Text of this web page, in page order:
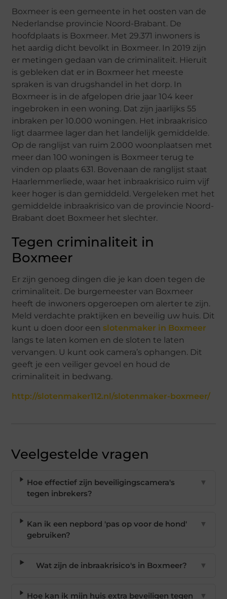
Boxmeer is een gemeente in het oosten van de
Nederlandse provincie Noord-Brabant. De
hoofdplaats is Boxmeer. Met 29.371 inwoners is
het aardig dicht bevolkt in Boxmeer. In 2019 zijn
er metingen gedaan van de criminaliteit. Hieruit
is gebleken dat er in Boxmeer het meeste
spraken is van drugshandel in het dorp. In
Boxmeer is in de afgelopen drie jaar 104 keer
ingebroken in een woning. Dat zijn jaarlijks 55
inbraken per 10.000 woningen. Het inbraakrisico
ligt daarmee lager dan het landelijk gemiddelde.
Op de ranglijst van ruim 2.000 woonplaatsen met
meer dan 100 woningen is Boxmeer terug te
vinden op plaats 631. Bovenaan de ranglijst staat
Haarlemmerliede, waar het inbraakrisico ruim vijf
keer hoger is dan gemiddeld. Vergeleken met het
gemiddelde inbraakrisico van de provincie Noord-
Brabant doet Boxmeer het slechter.
Tegen criminaliteit in
Boxmeer
Er zijn genoeg dingen die je kan doen tegen de
criminaliteit. De burgemeester van Boxmeer
heeft de inwoners opgeroepen om alerter te zijn.
Meld verdachte praktijken en beveilig uw huis. Dit
kunt u doen door eenslotenmaker in Boxmeer
langs te laten komen en de sloten te laten
vervangen. U kunt ook camera’s ophangen. Dit
geeft je een veiliger gevoel en houd de
criminaliteit in bedwang.
http://slotenmaker112.nl/slotenmaker-boxmeer/
Veelgestelde vragen
Hoe effectief zijn beveiligingscamera's
tegen inbrekers?
▼
Kan ik een nepbord 'pas op voor de hond'
gebruiken?
▼
Wat zijn de inbraakrisico's in Boxmeer? ▼
Hoe kan ik mijn huis extra beveiligen tegen ▼